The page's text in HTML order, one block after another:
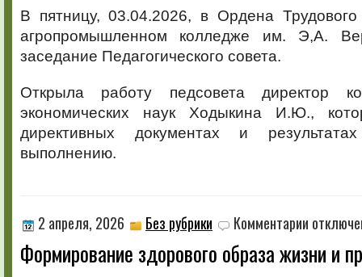
В пятницу, 03.04.2026, в Ордена
агропромышленном колледже им. Э,А.
заседание Педагогического совета.
Открыла работу педсовета директор
экономических наук Ходыкина И.Ю.,
директивных документах и
выполнению.
2 апреля, 2026 Без рубрики Комментарии записи
здорового
Формирование здорового образа жизни и